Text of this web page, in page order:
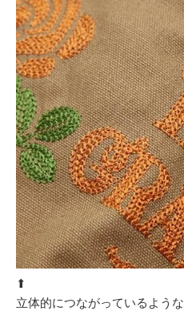
⬆︎
立体的につながっているような